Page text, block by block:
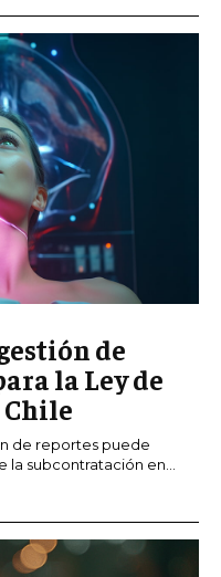
de
la Ley de
de reportes puede
subcontratación en...